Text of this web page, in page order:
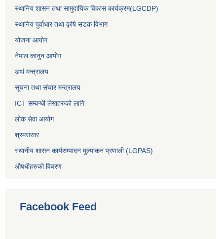
स्थानिय शासन तथा सामुदायिक विकास कार्यक्रम(LGCDP)
स्थानिय पुर्वाधार तथा कृषि सडक विभाग
योजना आयोग
नेपाल कानुन आयोग
अर्थ मन्त्रालय
सूचना तथा संचार मन्त्रालय
ICT सम्बन्धी लेखहरुको लागि
लोक सेवा आयोग
श्रमसंसार
स्थानीय शासन कार्यसम्पादन मुल्यांकन प्रणाली (LGPAS)
औषधीहरुको विवरण
Facebook Feed